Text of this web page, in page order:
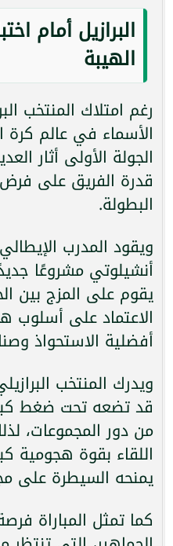
البرازيل أمام
الهيبة
رغم امتلاك المنتخب
الأسماء في عالم كرة
الجولة الأولى أثار
قدرة الفريق على
البطولة.
ويقود المدرب
أنشيلوتي مشروعًا
يقوم على المزج بين
الاعتماد على أسلوب
أفضلية الاستحواذ
ويدرك المنتخب
قد تضعه تحت ضغط
من دور المجموعات،
اللقاء بقوة هجومية
يمنحه السيطرة على
كما تمثل المباراة